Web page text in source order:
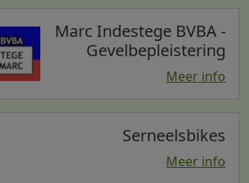
Marc Indestege BVBA -
Gevelbepleistering
Meer info
Serneelsbikes
Meer info